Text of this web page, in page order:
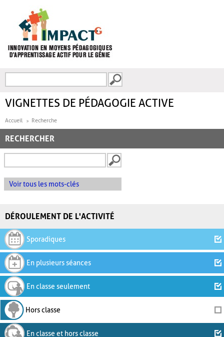
FORMULAIRE DE
VIGNETTES DE PÉDAGOGIE ACTIVE
Accueil Recherche
RECHERCHER
Voir tous les mots-clés
DÉROULEMENT DE L'ACTIVITÉ
Sporadiques
En plusieurs séances
En classe seulement
Hors classe
En classe et hors classe